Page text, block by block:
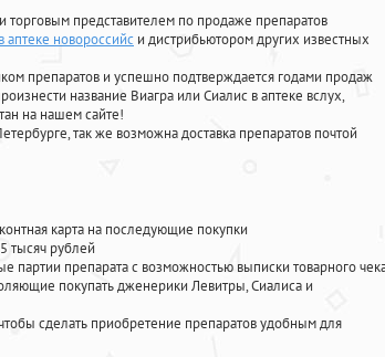
представителем по продаже препаратов
аптеке новороссийс и дистрибьютором других известных
препаратов и успешно подтверждается годами продаж
название Виагра или Сиалис в аптеке вслух,
на нашем сайте!
так же возможна доставка препаратов почтой
карта на последующие покупки
тысяч рублей
препарата с возможностью выписки товарного
покупать дженерики Левитры, Сиалиса и
сделать приобретение препаратов удобным для